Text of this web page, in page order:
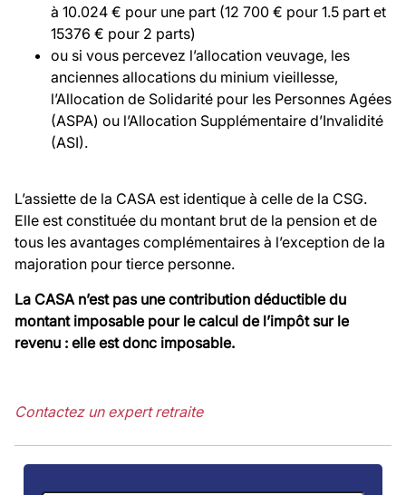
à 10.024 € pour une part (12 700 € pour 1.5 part et
15376 € pour 2 parts)
ou si vous percevez l’allocation veuvage, les
anciennes allocations du minium vieillesse,
l’Allocation de Solidarité pour les Personnes Agées
(ASPA) ou l’Allocation Supplémentaire d’Invalidité
(ASI).
L’assiette de la CASA est identique à celle de la CSG.
Elle est constituée du montant brut de la pension et de
tous les avantages complémentaires à l’exception de la
majoration pour tierce personne.
La CASA n’est pas une contribution déductible du
montant imposable pour le calcul de l’impôt sur le
revenu : elle est donc imposable.
Contactez un expert retraite